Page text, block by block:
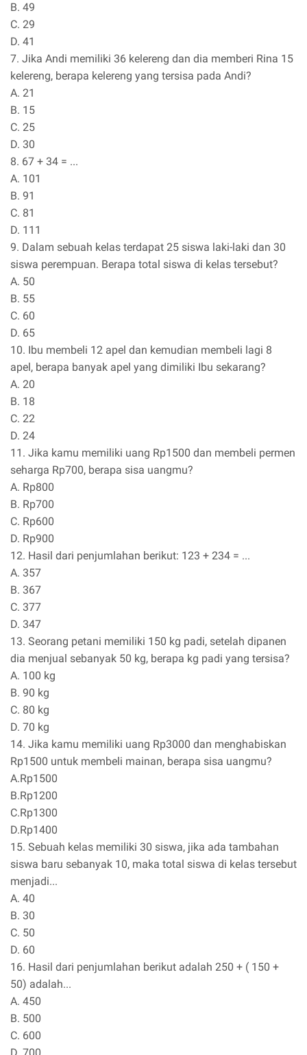
B. 49
C. 29
D. 41
7. Jika Andi memiliki 36 kelereng dan dia memberi Rina 15
kelereng, berapa kelereng yang tersisa pada Andi?
A. 21
B. 15
C. 25
D. 30
8. 67 + 34 = ...
A. 101
B. 91
C. 81
D. 111
9. Dalam sebuah kelas terdapat 25 siswa laki-laki dan 30
siswa perempuan. Berapa total siswa di kelas tersebut?
A. 50
B. 55
C. 60
D. 65
10. Ibu membeli 12 apel dan kemudian membeli lagi 8
apel, berapa banyak apel yang dimiliki Ibu sekarang?
A. 20
B. 18
C. 22
D. 24
11. Jika kamu memiliki uang Rp1500 dan membeli permen
seharga Rp700, berapa sisa uangmu?
A. Rp800
B. Rp700
C. Rp600
D. Rp900
12. Hasil dari penjumlahan berikut: 123 + 234 = ...
A. 357
B. 367
C. 377
D. 347
13. Seorang petani memiliki 150 kg padi, setelah dipanen
dia menjual sebanyak 50 kg, berapa kg padi yang tersisa?
A. 100 kg
B. 90 kg
C. 80 kg
D. 70 kg
14. Jika kamu memiliki uang Rp3000 dan menghabiskan
Rp1500 untuk membeli mainan, berapa sisa uangmu?
A.Rp1500
B.Rp1200
C.Rp1300
D.Rp1400
15. Sebuah kelas memiliki 30 siswa, jika ada tambahan
siswa baru sebanyak 10, maka total siswa di kelas tersebut
menjadi...
A. 40
B. 30
C. 50
D. 60
16. Hasil dari penjumlahan berikut adalah 250 + ( 150 +
50) adalah...
A. 450
B. 500
C. 600